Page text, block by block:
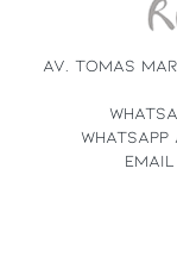
BLANK.AV. TOMAS
WHATSAPP